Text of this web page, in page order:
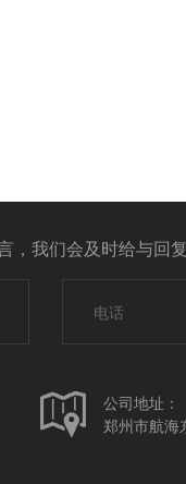
我们会及时给与回
公司地址：
郑州市航海